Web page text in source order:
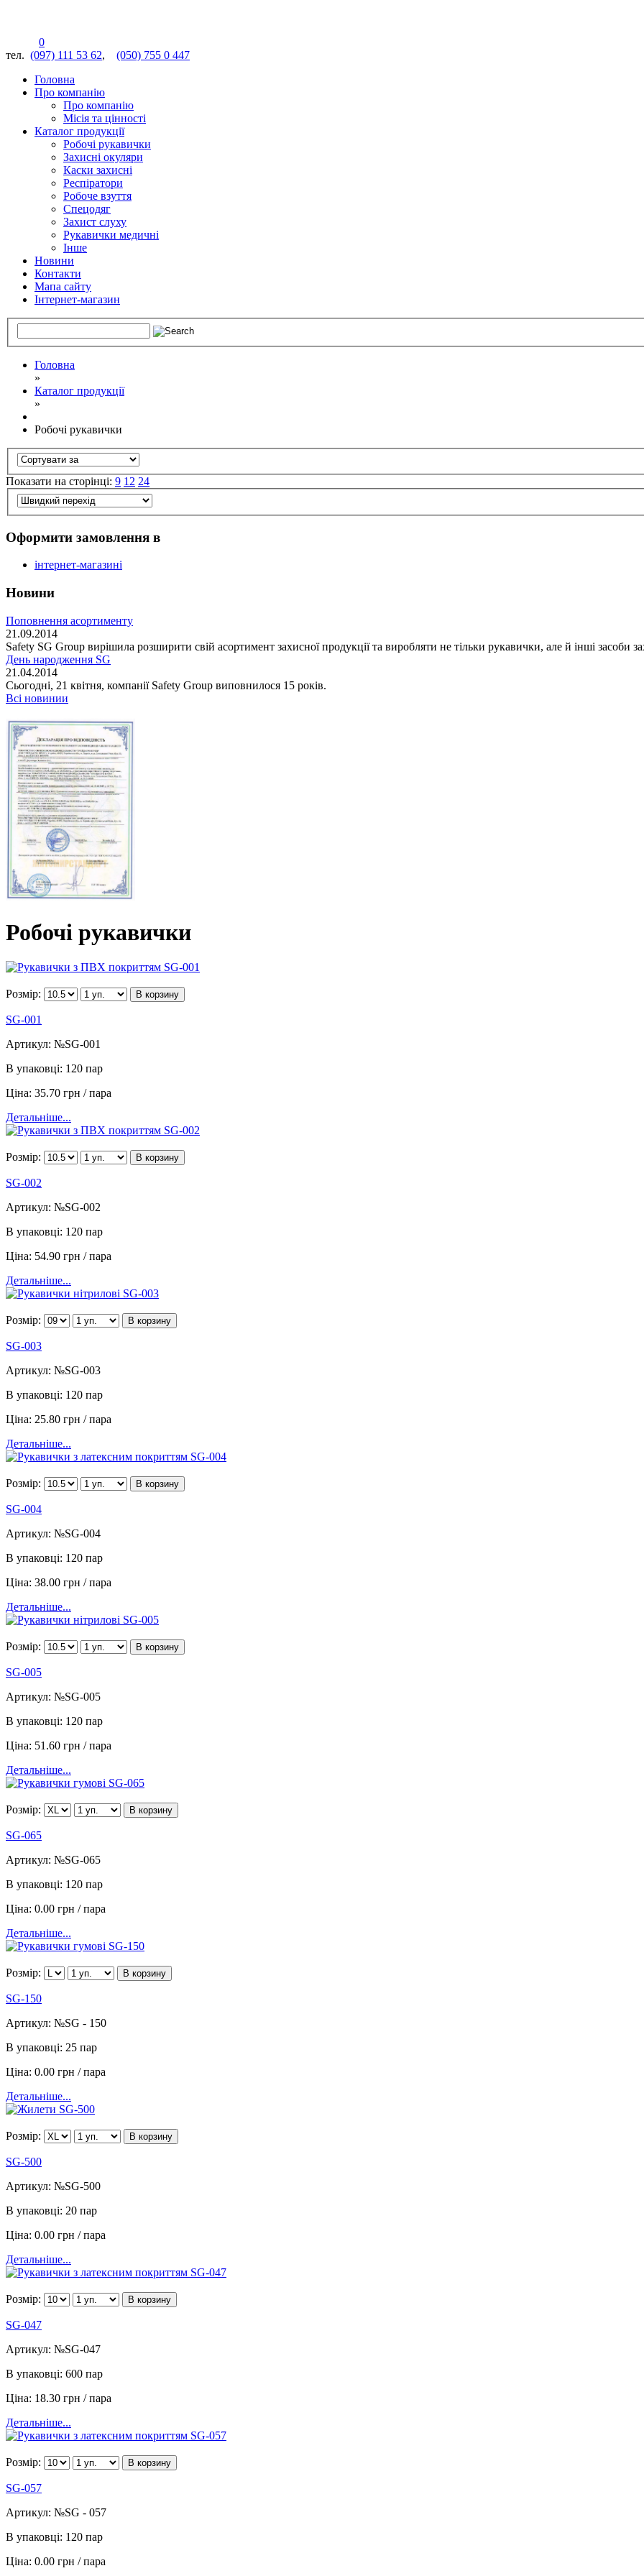
0
тел. (097) 111 53 62, (050) 755 0 447
Головна
Про компанію
Про компанію
Місія та цінності
Каталог продукції
Робочі рукавички
Захисні окуляри
Каски захисні
Респіратори
Робоче взуття
Спецодяг
Захист слуху
Рукавички медичні
Інше
Новини
Контакти
Мапа сайту
Інтернет-магазин
Головна
»
Каталог продукції
»
Робочі рукавички
Показати на сторінці: 9 12 24
Оформити замовлення в
інтернет-магазині
Новини
Поповнення асортименту
21.09.2014
Safety SG Group вирішила розширити свій асортимент захисної продукції та виробляти не тільки рукавички, але й інші засоби
День народження SG
21.04.2014
Сьогодні, 21 квітня, компанії Safety Group виповнилося 15 років.
Всі новинии
Робочі рукавички
Розмір: В корзину
SG-001
Артикул: №SG-001
В упаковці: 120 пар
Ціна: 35.70 грн / пара
Детальніше...
Розмір: В корзину
SG-002
Артикул: №SG-002
В упаковці: 120 пар
Ціна: 54.90 грн / пара
Детальніше...
Розмір: В корзину
SG-003
Артикул: №SG-003
В упаковці: 120 пар
Ціна: 25.80 грн / пара
Детальніше...
Розмір: В корзину
SG-004
Артикул: №SG-004
В упаковці: 120 пар
Ціна: 38.00 грн / пара
Детальніше...
Розмір: В корзину
SG-005
Артикул: №SG-005
В упаковці: 120 пар
Ціна: 51.60 грн / пара
Детальніше...
Розмір: В корзину
SG-065
Артикул: №SG-065
В упаковці: 120 пар
Ціна: 0.00 грн / пара
Детальніше...
Розмір: В корзину
SG-150
Артикул: №SG - 150
В упаковці: 25 пар
Ціна: 0.00 грн / пара
Детальніше...
Розмір: В корзину
SG-500
Артикул: №SG-500
В упаковці: 20 пар
Ціна: 0.00 грн / пара
Детальніше...
Розмір: В корзину
SG-047
Артикул: №SG-047
В упаковці: 600 пар
Ціна: 18.30 грн / пара
Детальніше...
Розмір: В корзину
SG-057
Артикул: №SG - 057
В упаковці: 120 пар
Ціна: 0.00 грн / пара